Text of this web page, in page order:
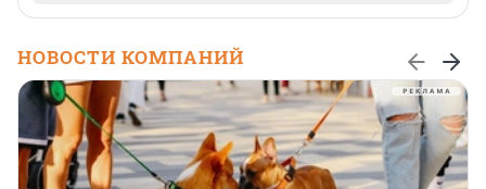
НОВОСТИ КОМПАНИЙ